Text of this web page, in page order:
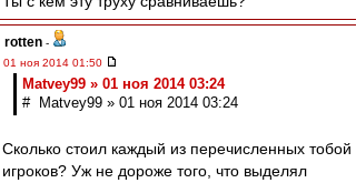
rotten -
01 ноя 2014 01:50
Matvey99 » 01 ноя 2014 03:24
# Matvey99 » 01 ноя 2014 03:24
Сколько стоил каждый из перечисленных тобой
игроков? Уж не дороже того, что выделял